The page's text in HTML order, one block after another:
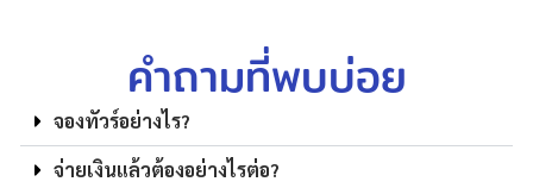
คำถามที่พบบ่อย
จองทัวร์อย่างไร?
จ่ายเงินแล้วต้องอย่างไรต่อ?